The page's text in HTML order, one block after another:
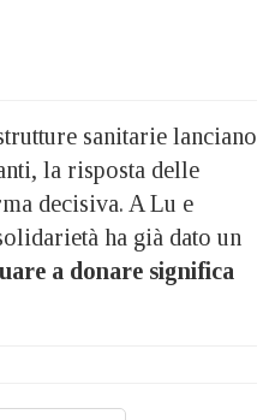
sanitarie lanciano
la risposta delle
decisiva. A Lu e
ha già dato un
a donare significa